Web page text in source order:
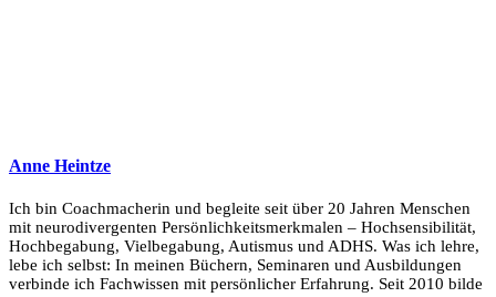
Anne Heintze
Ich bin Coachmacherin und begleite seit über 20 Jahren Menschen
mit neurodivergenten Persönlichkeitsmerkmalen – Hochsensibilität,
Hochbegabung, Vielbegabung, Autismus und ADHS. Was ich lehre,
lebe ich selbst: In meinen Büchern, Seminaren und Ausbildungen
verbinde ich Fachwissen mit persönlicher Erfahrung. Seit 2010 bilde